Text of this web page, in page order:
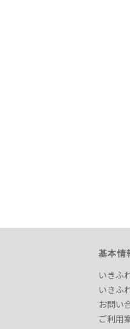
基本情
いきふ
いきふ
お問い
ご利用